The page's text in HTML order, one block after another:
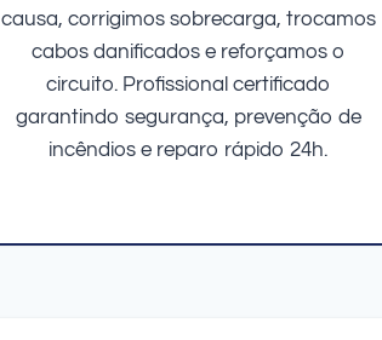
causa, corrigimos sobrecarga, trocamos
cabos danificados e reforçamos o
circuito. Profissional certificado
garantindo segurança, prevenção de
incêndios e reparo rápido 24h.